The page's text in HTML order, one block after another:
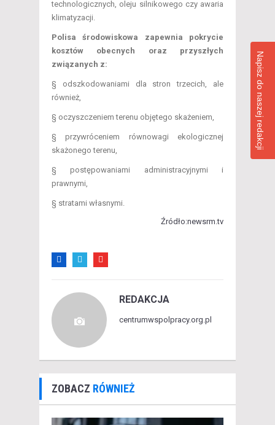
technologicznych, oleju silnikowego czy awaria
klimatyzacji.
Polisa środowiskowa zapewnia pokrycie
kosztów obecnych oraz przyszłych
związanych z:
§ odszkodowaniami dla stron trzecich, ale
również,
§ oczyszczeniem terenu objętego skażeniem,
§ przywróceniem równowagi ekologicznej
skażonego terenu,
§ postępowaniami administracyjnymi i
prawnymi,
§ stratami własnymi.
Źródło:newsrm.tv
REDAKCJA
centrumwspolpracy.org.pl
ZOBACZ RÓWNIEŻ
Napisz do naszej redakcji